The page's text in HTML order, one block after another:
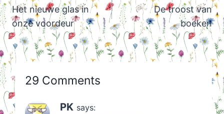
navigation
Het nieuwe glas in
onze voordeur
De troost van
boeken
29 Comments
PK says: